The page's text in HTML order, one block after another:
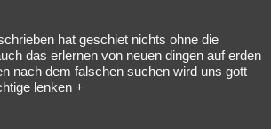
hat geschiet nichts ohne die
das erlernen von neuen dingen auf erden
nach dem falschen suchen wird uns gott
lenken +